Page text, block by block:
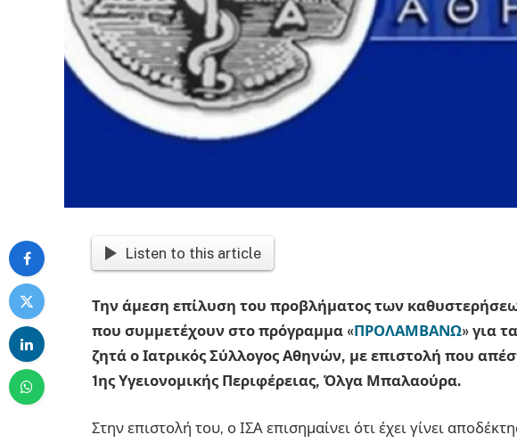
Listen to this article
Την άμεση επίλυση του προβλήματος των
που συμμετέχουν στο πρόγραμμα «ΠΡΟΛΑΜΒΑΝΩ» για
ζητά ο Ιατρικός Σύλλογος Αθηνών, με επιστολή που
1ης Υγειονομικής Περιφέρειας, Όλγα Μπαλαούρα.
Στην επιστολή του, ο ΙΣΑ επισημαίνει ότι έχει γίνει